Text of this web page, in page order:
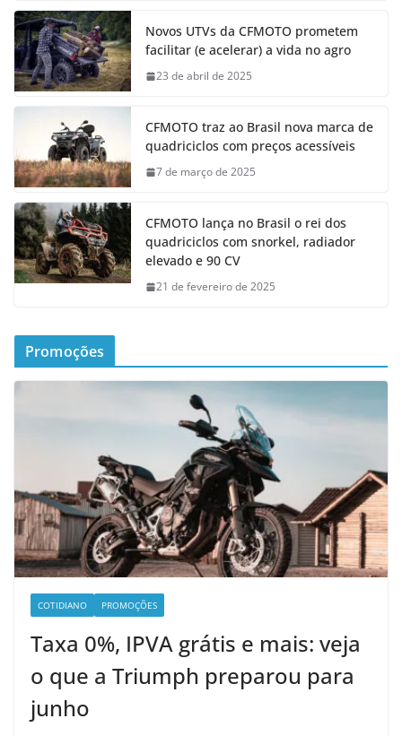
Novos UTVs da CFMOTO prometem
facilitar (e acelerar) a vida no agro
23 de abril de 2025
CFMOTO traz ao Brasil nova marca de
quadriciclos com preços acessíveis
7 de março de 2025
CFMOTO lança no Brasil o rei dos
quadriciclos com snorkel, radiador
elevado e 90 CV
21 de fevereiro de 2025
Promoções
COTIDIANO PROMOÇÕES
Taxa 0%, IPVA grátis e mais: veja
o que a Triumph preparou para
junho